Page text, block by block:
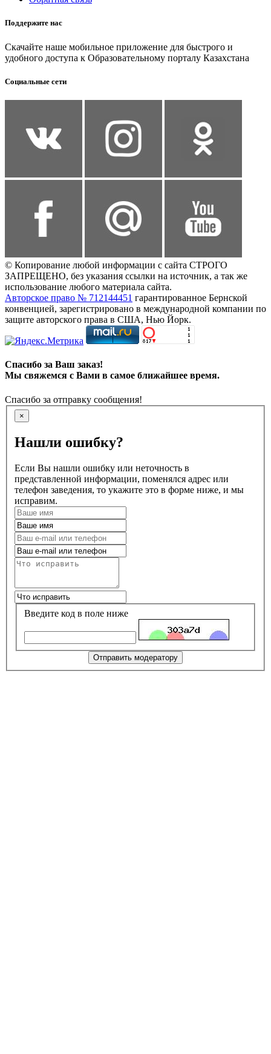
Поддержите нас
Скачайте наше мобильное приложение для быстрого и
удобного доступа к Образовательному порталу Казахстана
Социальные сети
© Копирование любой информации с сайта СТРОГО
ЗАПРЕЩЕНО, без указания ссылки на источник, а так же
использование любого материала сайта.
Авторское право № 712144451 гарантированное Бернской
конвенцией, зарегистрировано в международной компании по
защите авторского права в США, Нью Йорк.
Спасибо за Ваш заказ!
Мы свяжемся с Вами в самое ближайшее время.
Спасибо за отправку сообщения!
×
Нашли ошибку?
Если Вы нашли ошибку или неточность в
представленной информации, поменялся адрес или
телефон заведения, то укажите это в форме ниже, и мы
исправим.
Введите код в поле ниже
Отправить модератору